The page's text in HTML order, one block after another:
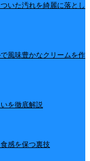
いた汚れを綺麗に落とし
風味豊かなクリームを作
を徹底解説
感を保つ裏技